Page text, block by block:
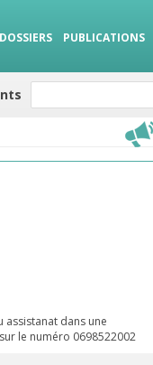
DOSSIERS PUBLICATIONS
assistanat dans une
le numéro 0698522002